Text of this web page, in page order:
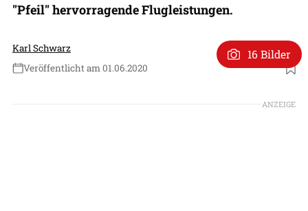
"Pfeil" hervorragende Flugleistungen.
Karl Schwarz
Veröffentlicht am 01.06.2020
Foto: Archiv FLUG REVUE
16 Bilder
ANZEIGE